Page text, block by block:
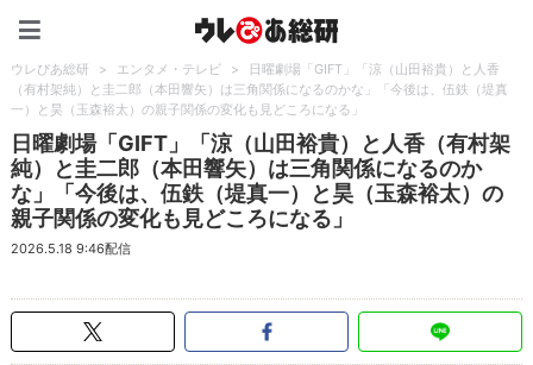
ウレぴあ総研 > エンタメ・テレビ >
日曜劇場「GIFT」「涼（山田裕貴）と人香
（有村架純）と圭二郎（本田響矢）は三角関係になるのかな」「今後は、伍鉄（堤真
一）と昊（玉森裕太）の親子関係の変化も見どころになる」
日曜劇場「GIFT」「涼（山田裕貴）と人香（有村架
純）と圭二郎（本田響矢）は三角関係になるのか
な」「今後は、伍鉄（堤真一）と昊（玉森裕太）の
親子関係の変化も見どころになる」
2026.5.18 9:46配信